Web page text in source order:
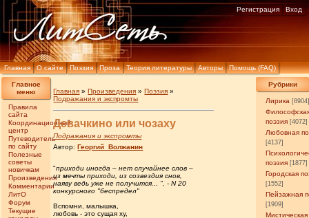
Главная О сайте Поэзия Проза Теория литературы Авторы Помощь (FAQ)
Регистрация Вход
Главное
меню
Правила
сайта
Координационный
центр
Путеводитель
по сайту
Полезные
советы
новичкам
Произведения
Комментарии
ЛитО
Форум
Текущие
Рубрики
Лирика
поэзия [4072]
Любовная
[4137]
поэзия [1877]
Городская
[1552]
Пейзажная
[1909]
Мистическая
Главная »Произведения »Поэзия »
Подражания и экспромты
Девачкино или чозаху
Подражания и экспромты
Автор:Георгий_Волжанин
"приходи иногда – нет случайнее слов –
из мечты приходи, из созвездия снов,
наяву ведь уже не получится... ", - N 20
конкурсного "беспредел"
Вспомни, малышка,
любовь - это сущая ху,